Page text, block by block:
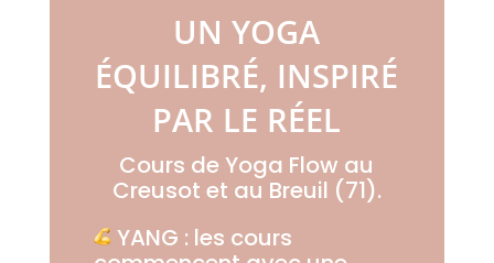
UN YOGA
ÉQUILIBRÉ, INSPIRÉ
PAR LE RÉEL
Cours de Yoga Flow au
Creusot et au Breuil (71).
YANG : les cours